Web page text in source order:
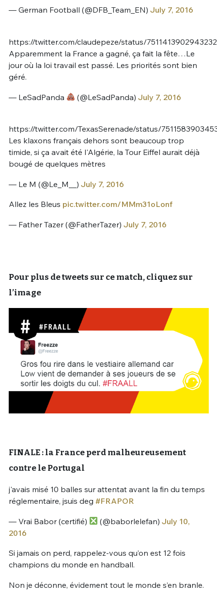
— German Football (@DFB_Team_EN) July 7, 2016
https://twitter.com/claudepeze/status/
Apparemment la France a gagné, ça fait la fête…Le
jour où la loi travail est passé. Les priorités sont bien
géré.
— LeSadPanda (@LeSadPanda) July 7, 2016
https://twitter.com/TexasSerenade/status/
Les klaxons français dehors sont beaucoup trop
timide, si ça avait été l'Algérie, la Tour Eiffel aurait déjà
bougé de quelques mètres
— Le M (@Le_M__) July 7, 2016
Allez les Bleus pic.twitter.com/MMm31oLonf
— Father Tazer (@FatherTazer) July 7, 2016
Pour plus de tweets sur ce match, cliquez sur
l’image
FINALE : la France perd malheureusement
contre le Portugal
j'avais misé 10 balles sur attentat avant la fin du temps
réglementaire, jsuis deg #FRAPOR
— Vrai Babor (certifié) (@baborlelefan) July 10,
2016
Si jamais on perd, rappelez-vous qu’on est 12 fois
champions du monde en handball.
Non je déconne, évidement tout le monde s’en branle.